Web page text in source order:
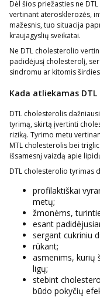
Dėl šios priežasties ne
vertinant aterosklerozės,
mažesnis, tuo situacija
kraujagyslių sveikatai.
Ne DTL cholesterolio
padidėjusį cholesterolį,
sindromu ar kitomis
Kada atliekamas
DTL cholesterolis
tyrimą, skirtą įvertinti
riziką. Tyrimo metu
MTL cholesterolis bei
išsamesnį vaizdą apie
DTL cholesterolio tyrimas
profilaktiškai
metų;
žmonėms,
esant
sergant cukriniu
rūkant;
asmenims, kurių
ligų;
stebint
būdo pokyčių